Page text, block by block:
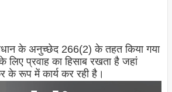
के अनुच्छेद 266(2) के तहत किया गया
प्रवाह का हिसाब रखता है जहां
रूप में कार्य कर रही है।